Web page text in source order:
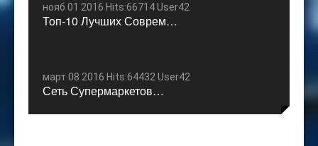
нояб 01 2016 Hits:66714 User42
Топ-10 Лучших Соврем…
март 08 2016 Hits:64432 User42
Сеть Супермаркетов…